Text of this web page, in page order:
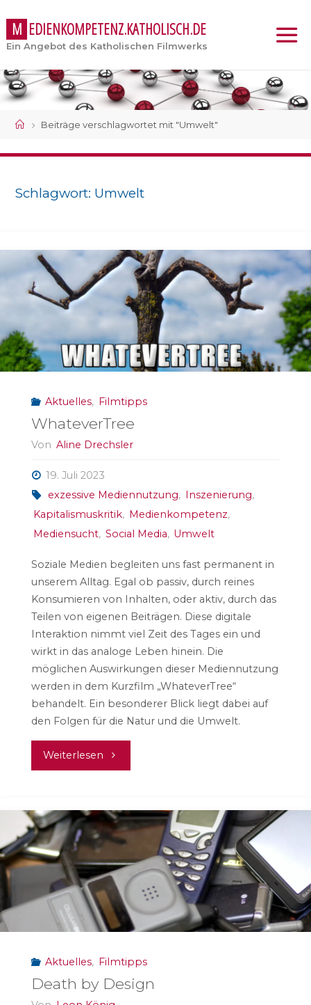
M EDIENKOMPETENZ.KATHOLISCH.DE
Ein Angebot des Katholischen Filmwerks
StartBeiträge verschlagwortet mit "Umwelt"
Schlagwort: Umwelt
Aktuelles, Filmtipps
WhateverTree
Von Aline Drechsler
19. Juli 2023
exzessive Mediennutzung, Inszenierung,
Kapitalismuskritik, Medienkompetenz,
Mediensucht, Social Media, Umwelt
Soziale Medien begleiten uns fast permanent in
unserem Alltag. Egal ob passiv, durch reines
Konsumieren von Inhalten, oder aktiv, durch das
Teilen von eigenen Beiträgen. Diese digitale
Interaktion nimmt viel Zeit des Tages ein und
wirkt in das analoge Leben hinein. Die
möglichen Auswirkungen dieser Mediennutzung
werden in dem Kurzfilm „WhateverTree“
behandelt. Ein besonderer Blick liegt dabei auf
den Folgen für die Natur und die Umwelt.
Weiterlesen "WhateverTree"
Aktuelles, Filmtipps
Death by Design